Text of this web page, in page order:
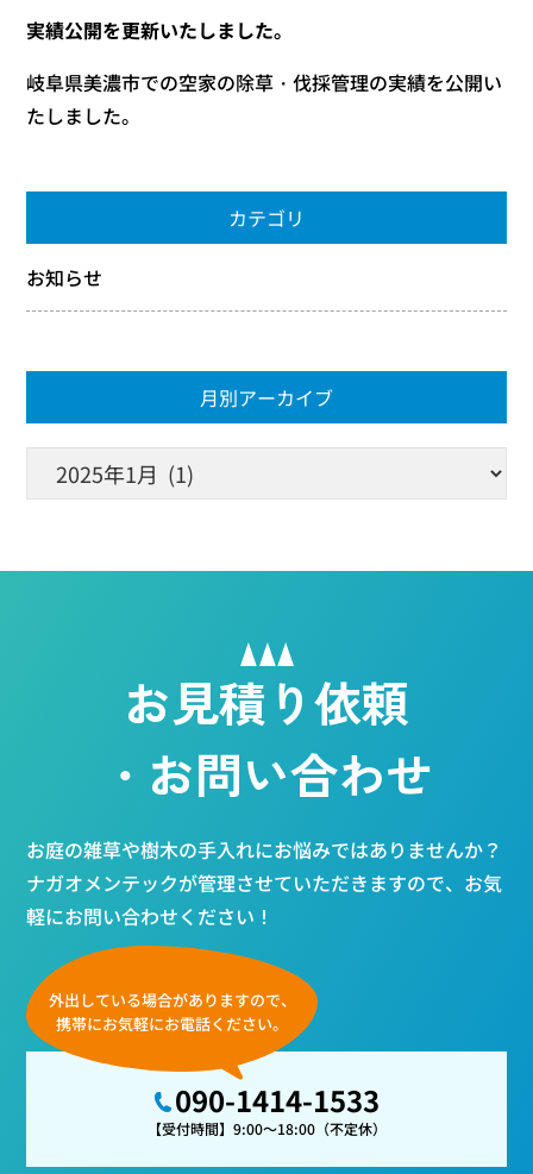
実績公開を更新いたしました。
岐阜県美濃市での空家の除草・伐採管理の実績を公開い
たしました。
カテゴリ
お知らせ
月別アーカイブ
お見積り依頼
・お問い合わせ
お庭の雑草や樹木の手入れにお悩みではありませんか？
ナガオメンテックが管理させていただきますので、お気
軽にお問い合わせください！
外出している場合がありますので、
携帯にお気軽にお電話ください。
090-1414-1533
【受付時間】9:00～18:00（不定休）